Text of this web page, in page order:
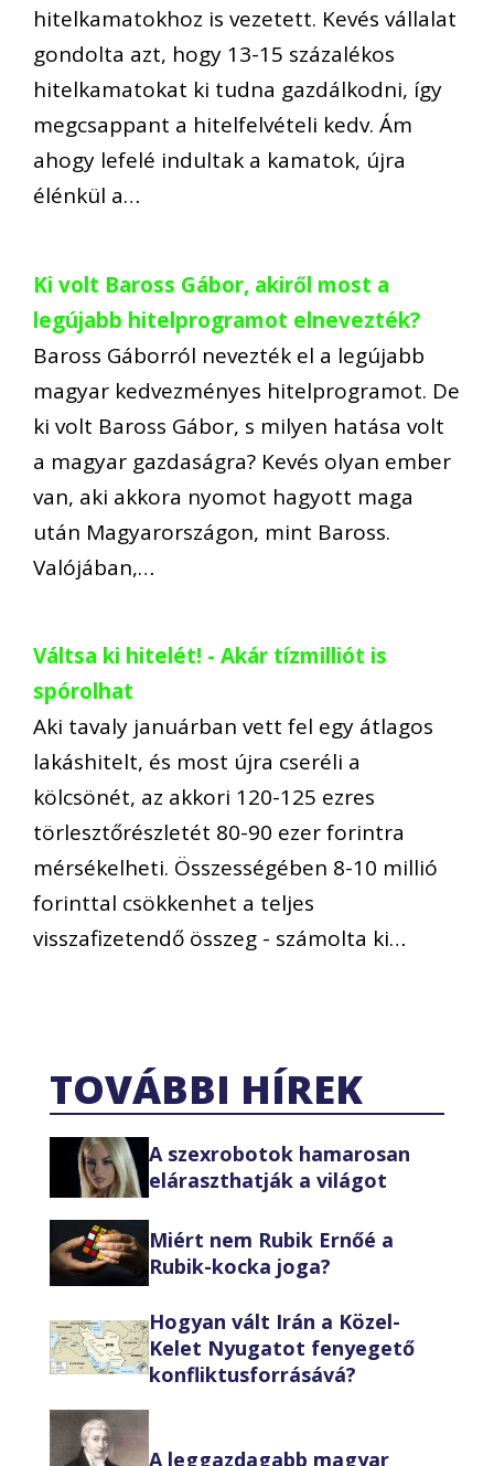
hitelkamatokhoz is vezetett. Kevés vállalat
gondolta azt, hogy 13-15 százalékos
hitelkamatokat ki tudna gazdálkodni, így
megcsappant a hitelfelvételi kedv. Ám
ahogy lefelé indultak a kamatok, újra
élénkül a…
Ki volt Baross Gábor, akiről most a
legújabb hitelprogramot elnevezték?
Baross Gáborról nevezték el a legújabb
magyar kedvezményes hitelprogramot. De
ki volt Baross Gábor, s milyen hatása volt
a magyar gazdaságra? Kevés olyan ember
van, aki akkora nyomot hagyott maga
után Magyarországon, mint Baross.
Valójában,…
Váltsa ki hitelét! - Akár tízmilliót is
spórolhat
Aki tavaly januárban vett fel egy átlagos
lakáshitelt, és most újra cseréli a
kölcsönét, az akkori 120-125 ezres
törlesztőrészletét 80-90 ezer forintra
mérsékelheti. Összességében 8-10 millió
forinttal csökkenhet a teljes
visszafizetendő összeg - számolta ki…
TOVÁBBI HÍREK
A szexrobotok hamarosan
eláraszthatják a világot
Miért nem Rubik Ernőé a
Rubik-kocka joga?
Hogyan vált Irán a Közel-
Kelet Nyugatot fenyegető
konfliktusforrásává?
A leggazdagabb magyar